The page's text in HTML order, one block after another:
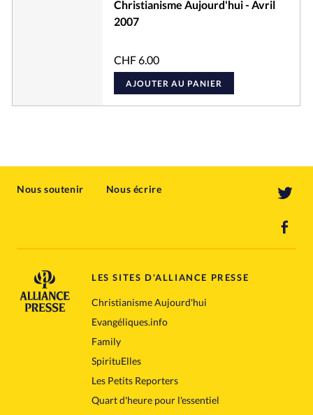
Christianisme Aujourd'hui - Avril
2007
CHF6.00
AJOUTER AU PANIER
Nous soutenir Nous écrire
LES SITES D'ALLIANCE PRESSE
Christianisme Aujourd'hui
Evangéliques.info
Family
SpirituElles
Les Petits Reporters
Quart d'heure pour l'essentiel